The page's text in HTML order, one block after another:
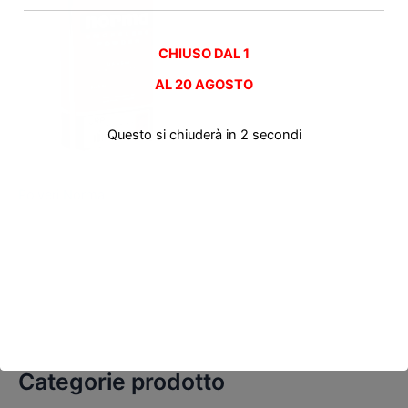
Categorie prodotto
CHIUSO DAL 1
AL20 AGOSTO
Questo si chiuderà in 2 secondi